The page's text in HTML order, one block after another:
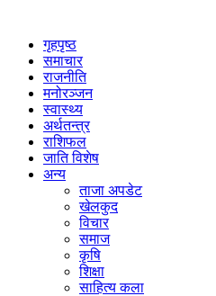
गृहपृष्ठ
समाचार
राजनीति
मनोरञ्जन
स्वास्थ्य
अर्थतन्त्र
राशिफल
जाति विशेष
अन्य
ताजा अपडेट
खेलकुद
विचार
समाज
कृषि
शिक्षा
साहित्य कला